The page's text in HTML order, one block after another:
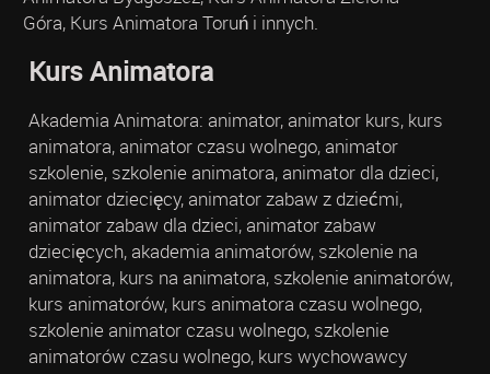
Góra, Kurs Animatora Toruń i innych.
Kurs Animatora
Akademia Animatora: animator, animator kurs, kurs
animatora, animator czasu wolnego, animator
szkolenie, szkolenie animatora, animator dla dzieci,
animator dziecięcy, animator zabaw z dziećmi,
animator zabaw dla dzieci, animator zabaw
dziecięcych, akademia animatorów, szkolenie na
animatora, kurs na animatora, szkolenie animatorów,
kurs animatorów, kurs animatora czasu wolnego,
szkolenie animator czasu wolnego, szkolenie
animatorów czasu wolnego, kurs wychowawcy